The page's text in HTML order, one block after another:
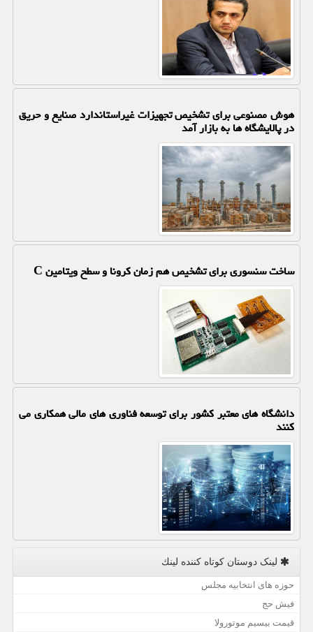
هوش مصنوعی برای تشخیص تجهیزات غیراستاندارد صنایع و حریق
در پالایشگاه ها به بازار آمد
ساخت سنسوری برای تشخیص هم زمان کرونا و سطح ویتامین C
دانشگاه های معتبر کشور برای توسعه فناوری های مالی همکاری می
کنند
لینک دوستان كوتاه كننده لینك
حوزه های انتخابیه مجلس
فیش حج
قیمت بیسیم موتورولا